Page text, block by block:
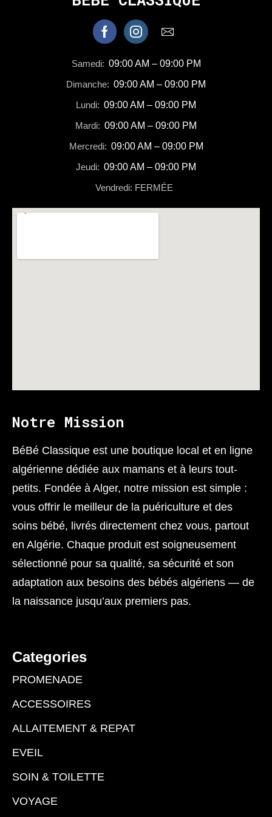
Samedi: 09:00 AM – 09:00 PM
Dimanche: 09:00 AM – 09:00 PM
Lundi: 09:00 AM – 09:00 PM
Mardi: 09:00 AM – 09:00 PM
Mercredi: 09:00 AM – 09:00 PM
Jeudi: 09:00 AM – 09:00 PM
Vendredi: FERMÉE
Notre Mission
BéBé Classique est une boutique local et en ligne
algérienne dédiée aux mamans et à leurs tout-
petits. Fondée à Alger, notre mission est simple :
vous offrir le meilleur de la puériculture et des
soins bébé, livrés directement chez vous, partout
en Algérie. Chaque produit est soigneusement
sélectionné pour sa qualité, sa sécurité et son
adaptation aux besoins des bébés algériens — de
la naissance jusqu’aux premiers pas.
Categories
PROMENADE
ACCESSOIRES
ALLAITEMENT & REPAT
EVEIL
SOIN & TOILETTE
VOYAGE